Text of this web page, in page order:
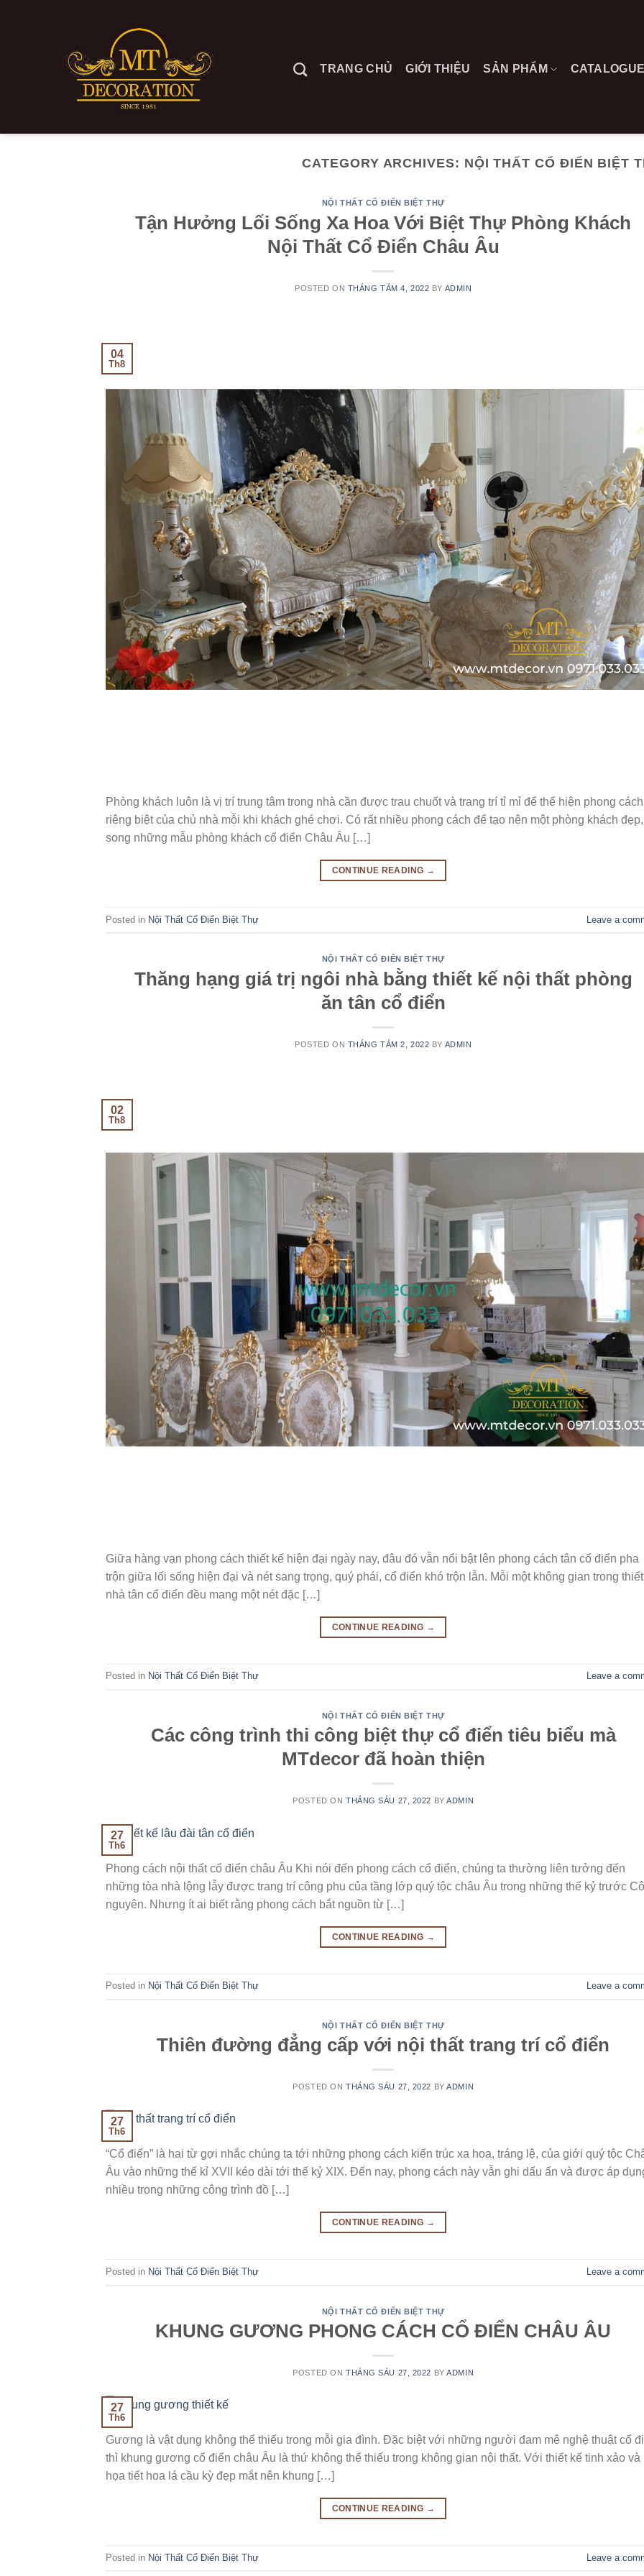
TRANG CHỦ
GIỚI THIỆU SẢN PHẨM
CATEGORY ARCHIVES: NỘI THẤT CỔ ĐIỂN BIỆT
NỘI THẤT CỔ ĐIỂN BIỆT THỰ
Tận Hưởng Lối Sống Xa Hoa Với Biệt Thự Phòng Khách
Nội Thất Cổ Điển Châu Âu
POSTED ON THÁNG TÁM 4, 2022 BY ADMIN
04
Th8
Phòng khách luôn là vị trí trung tâm trong nhà cần được trau chuốt và trang trí tỉ mỉ để thể hiện phong cách
riêng biệt của chủ nhà mỗi khi khách ghé chơi. Có rất nhiều phong cách để tạo nên một phòng khách đẹp,
song những mẫu phòng khách cổ điển Châu Âu […]
CONTINUE READING →
Posted in Nội Thất Cổ Điển Biệt Thự Leave a
NỘI THẤT CỔ ĐIỂN BIỆT THỰ
Thăng hạng giá trị ngôi nhà bằng thiết kế nội thất phòng
ăn tân cổ điển
POSTED ON THÁNG TÁM 2, 2022 BY ADMIN
02
Th8
Giữa hàng vạn phong cách thiết kế hiện đại ngày nay, đâu đó vẫn nổi bật lên phong cách tân cổ điển pha
trộn giữa lối sống hiện đại và nét sang trọng, quý phái, cổ điển khó trộn lẫn. Mỗi một không gian trong thiết
nhà tân cổ điển đều mang một nét đặc […]
CONTINUE READING →
Posted in Nội Thất Cổ Điển Biệt Thự Leave a
NỘI THẤT CỔ ĐIỂN BIỆT THỰ
Các công trình thi công biệt thự cổ điển tiêu biểu mà
MTdecor đã hoàn thiện
POSTED ON THÁNG SÁU 27, 2022 BYADMIN
27
Th6
Phong cách nội thất cổ điển châu Âu Khi nói đến phong cách cổ điển, chúng ta thường liên tưởng đến
những tòa nhà lộng lẫy được trang trí công phu của tầng lớp quý tộc châu Âu trong những thế kỷ trước
nguyên. Nhưng ít ai biết rằng phong cách bắt nguồn từ […]
CONTINUE READING →
Posted in Nội Thất Cổ Điển Biệt Thự Leave a
NỘI THẤT CỔ ĐIỂN BIỆT THỰ
Thiên đường đẳng cấp với nội thất trang trí cổ điển
POSTED ON THÁNG SÁU 27, 2022 BYADMIN
27
Th6
“Cổ điển” là hai từ gợi nhắc chúng ta tới những phong cách kiến trúc xa hoa, tráng lệ, của giới quý tộc
Âu vào những thế kỉ XVII kéo dài tới thế kỷ XIX. Đến nay, phong cách này vẫn ghi dấu ấn và được áp
nhiều trong những công trình đồ […]
CONTINUE READING →
Posted in Nội Thất Cổ Điển Biệt Thự Leave a
NỘI THẤT CỔ ĐIỂN BIỆT THỰ
KHUNG GƯƠNG PHONG CÁCH CỔ ĐIỂN CHÂU ÂU
POSTED ON THÁNG SÁU 27, 2022 BYADMIN
27
Th6
Gương là vật dụng không thể thiếu trong mỗi gia đình. Đặc biệt với những người đam mê nghệ thuật cổ
thì khung gương cổ điển châu Âu là thứ không thể thiếu trong không gian nội thất. Với thiết kế tinh xảo và
họa tiết hoa lá cầu kỳ đẹp mắt nên khung […]
CONTINUE READING →
Posted in Nội Thất Cổ Điển Biệt Thự Leave a